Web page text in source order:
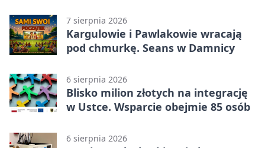
7 sierpnia 2026
Kargulowie i Pawlakowie wracają
pod chmurkę. Seans w Damnicy
6 sierpnia 2026
Blisko milion złotych na integrację
w Ustce. Wsparcie obejmie 85 osób
6 sierpnia 2026